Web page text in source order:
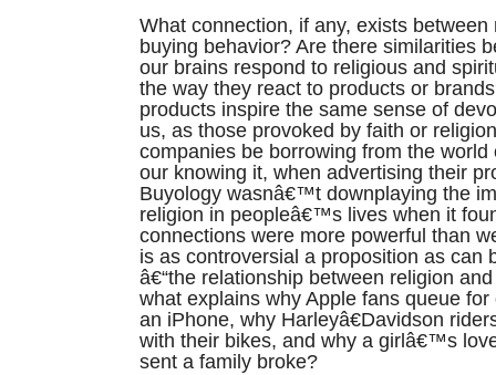
What connection, if any, exists between
buying behavior? Are there similarities
our brains respond to religious and
the way they react to products or
products inspire the same sense of
us, as those provoked by faith or
companies be borrowing from the world
our knowing it, when advertising their
Buyology wasnâ€™t downplaying the
religion in peopleâ€™s lives when it
connections were more powerful than
is as controversial a proposition as can
â€“the relationship between religion
what explains why Apple fans queue
an iPhone, why Harleyâ€Davidson
with their bikes, and why a girlâ€™s
sent a family broke?